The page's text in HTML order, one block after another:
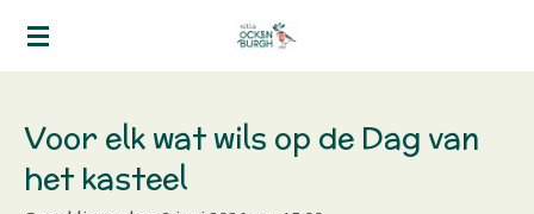
Ga
de
hoofdinhoud
Voor elk wat wils op de Dag van
het kasteel